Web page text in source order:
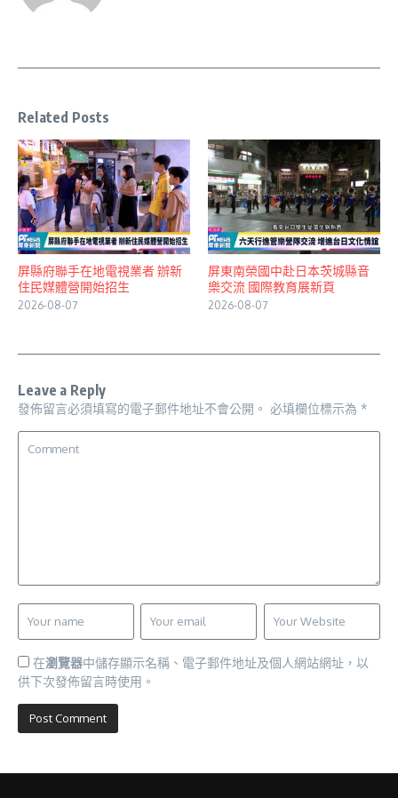
Related Posts
屏縣府聯手在地電視業者 辦新
住民媒體營開始招生
2026-08-07
屏東南榮國中赴日本茨城縣音
樂交流 國際教育展新頁
2026-08-07
Leave a Reply
發佈留言必須填寫的電子郵件地址不會公開。 必填欄位標示為 *
在瀏覽器中儲存顯示名稱、電子郵件地址及個人網站網址，以
供下次發佈留言時使用。